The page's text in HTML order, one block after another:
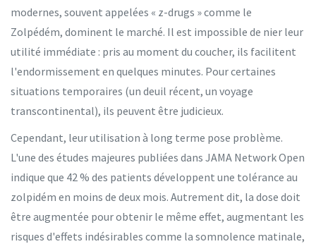
modernes, souvent appelées « z-drugs » comme le
Zolpédém, dominent le marché. Il est impossible de nier leur
utilité immédiate : pris au moment du coucher, ils facilitent
l'endormissement en quelques minutes. Pour certaines
situations temporaires (un deuil récent, un voyage
transcontinental), ils peuvent être judicieux.
Cependant, leur utilisation à long terme pose problème.
L'une des études majeures publiées dans JAMA Network Open
indique que 42 % des patients développent une tolérance au
zolpidém en moins de deux mois. Autrement dit, la dose doit
être augmentée pour obtenir le même effet, augmentant les
risques d'effets indésirables comme la somnolence matinale,